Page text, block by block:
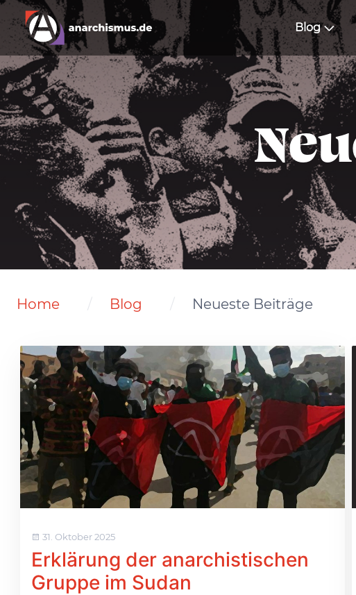
Blog
Home Blog Neueste Beiträge
31. Oktober 2025
Erklärung der anarchistischen
Gruppe im Sudan